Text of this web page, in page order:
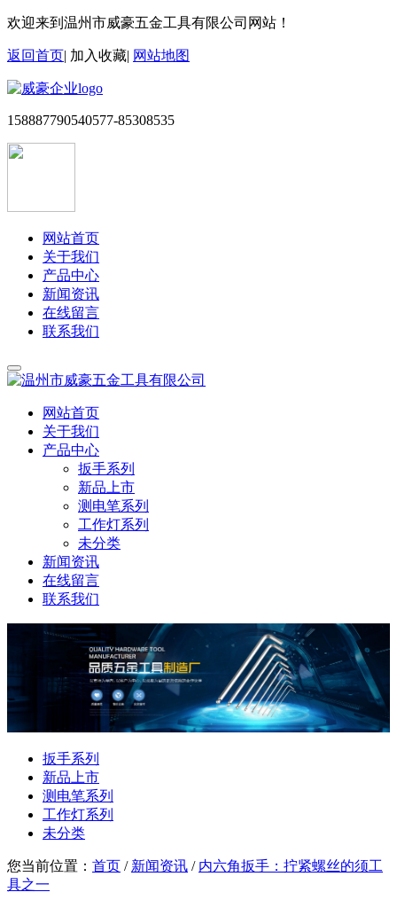
欢迎来到温州市威豪五金工具有限公司网站！
返回首页| 加入收藏| 网站地图
158887790540577-85308535
网站首页
关于我们
产品中心
新闻资讯
在线留言
联系我们
网站首页
关于我们
产品中心
扳手系列
新品上市
测电笔系列
工作灯系列
未分类
新闻资讯
在线留言
联系我们
扳手系列
新品上市
测电笔系列
工作灯系列
未分类
您当前位置： 首页 / 新闻资讯 / 内六角扳手：拧紧螺丝的须工
具之一